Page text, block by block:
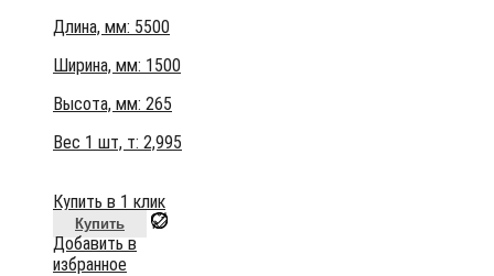
Длина, мм: 5500
Ширина, мм: 1500
Высота, мм: 265
Вес 1 шт, т: 2,995
Купить в 1 клик
Купить
Добавить в
избранное